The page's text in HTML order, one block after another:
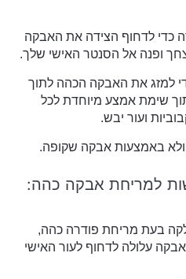
לדחוף הצידה את האבקה
ופנה אל הסנטר האישי שלך.
למזג את האבקה הכהה לתוך
שימת אמצע מיוחדת לכל
ועור יבש.
באמצעות אבקה שקופה.
למריחת אבקה כהה:
בעת מריחת פודרה כהה,
עלולה לדחוף לעור האישי